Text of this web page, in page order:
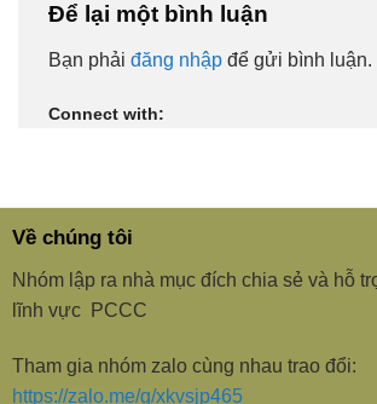
Để lại một bình luận
Bạn phải đăng nhập để gửi bình luận.
Connect with:
Về chúng tôi
Nhóm lập ra nhà mục đích chia sẻ và hỗ
lĩnh vực PCCC
Tham gia nhóm zalo cùng nhau trao đổi:
https://zalo.me/g/xkvsjp465